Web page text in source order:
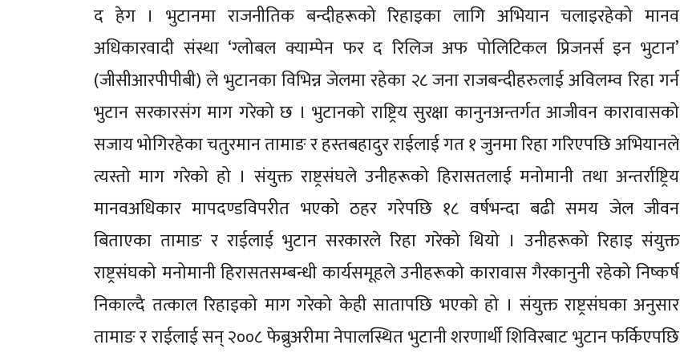
द हेग । भुटानमा राजनीतिक बन्दीहरूको रिहाइका लागि अभियान चलाइरहेको मानव
अधिकारवादी संस्था ‘ग्लोबल क्याम्पेन फर द रिलिज अफ पोलिटिकल प्रिजनर्स इन भुटान’
(जीसीआरपीपीबी) ले भुटानका विभिन्न जेलमा रहेका २८ जना राजबन्दीहरुलाई अविलम्व रिहा गर्न
भुटान सरकारसंग माग गरेको छ । भुटानको राष्ट्रिय सुरक्षा कानुनअन्तर्गत आजीवन कारावासको
सजाय भोगिरहेका चतुरमान तामाङ र हस्तबहादुर राईलाई गत १ जुनमा रिहा गरिएपछि अभियानले
त्यस्तो माग गरेको हो । संयुक्त राष्ट्रसंघले उनीहरूको हिरासतलाई मनोमानी तथा अन्तर्राष्ट्रिय
मानवअधिकार मापदण्डविपरीत भएको ठहर गरेपछि १८ वर्षभन्दा बढी समय जेल जीवन
बिताएका तामाङ र राईलाई भुटान सरकारले रिहा गरेको थियो । उनीहरूको रिहाइ संयुक्त
राष्ट्रसंघको मनोमानी हिरासतसम्बन्धी कार्यसमूहले उनीहरूको कारावास गैरकानुनी रहेको निष्कर्ष
निकाल्दै तत्काल रिहाइको माग गरेको केही सातापछि भएको हो । संयुक्त राष्ट्रसंघका अनुसार
तामाङ र राईलाई सन् २००८ फेब्रुअरीमा नेपालस्थित भुटानी शरणार्थी शिविरबाट भुटान फर्किएपछि